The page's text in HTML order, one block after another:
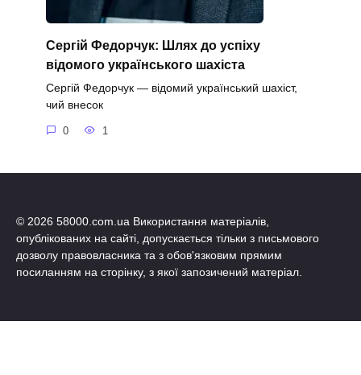
Сергій Федорчук: Шлях до успіху
відомого українського шахіста
Сергій Федорчук — відомий український шахіст,
чий внесок
0 1
© 2026 58000.com.ua Використання матеріалів,
опублікованих на сайті, допускається тільки з письмового
дозволу правовласника та з обов'язковим прямим
посиланням на сторінку, з якої запозичений матеріал.